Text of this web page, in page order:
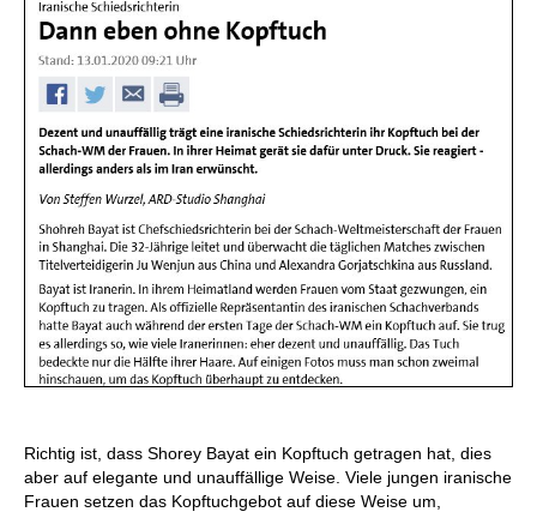
Richtig ist, dass Shorey Bayat ein Kopftuch getragen hat, dies
aber auf elegante und unauffällige Weise. Viele jungen iranische
Frauen setzen das Kopftuchgebot auf diese Weise um,